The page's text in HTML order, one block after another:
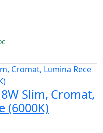
Slim, Cromat,
(6000K)